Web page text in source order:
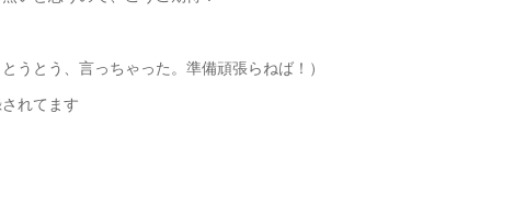
た。準備頑張らねば！）
れてます